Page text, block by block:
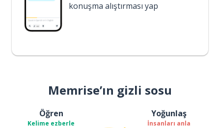
konuşma alıştırması yap
Memrise’ın gizli sosu
Öğren
Kelime ezberle
Yoğunlaş
İnsanları anla